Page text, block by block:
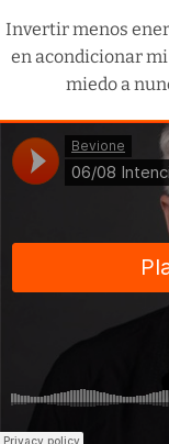
Invertir menos
en acondicionar
miedo a